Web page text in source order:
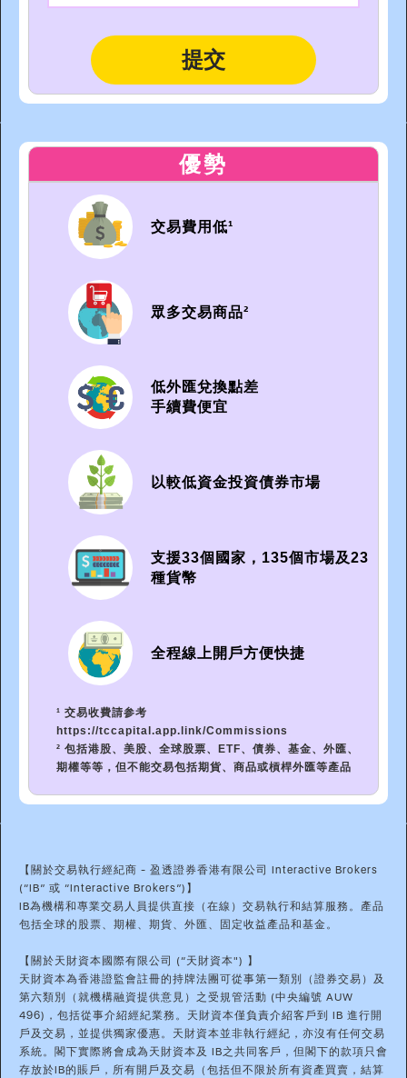
優勢
交易費用低¹
眾多交易商品²
低外匯兌換點差
手續費便宜
以較低資金投資債券市場
支援33個國家，135個市場及23
種貨幣
全程線上開戶方便快捷
¹ 交易收費請参考
https://tccapital.app.link/Commissions
² 包括港股、美股、全球股票、ETF、債券、基金、外匯、
期權等等，但不能交易包括期貨、商品或槓桿外匯等產品
【關於交易執行經紀商 - 盈透證券香港有限公司 Interactive Brokers
(“IB” 或 “Interactive Brokers”)】
IB為機構和專業交易人員提供直接（在線）交易執行和結算服務。產品
包括全球的股票、期權、期貨、外匯、固定收益產品和基金。
【關於天財資本國際有限公司 (“天財資本") 】
天財資本為香港證監會註冊的持牌法團可從事第一類別（證券交易）及
第六類別（就機構融資提供意見）之受規管活動 (中央編號 AUW
496)，包括從事介紹經紀業務。天財資本僅負責介紹客戶到 IB 進行開
戶及交易，並提供獨家優惠。天財資本並非執行經紀，亦沒有任何交易
系統。閣下實際將會成為天財資本及 IB之共同客戶，但閣下的款項只會
存放於IB的賬戶，所有開戶及交易（包括但不限於所有資產買賣，結算